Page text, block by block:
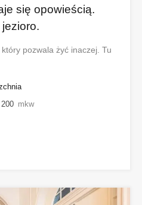
się opowieścią.
pozwala żyć inaczej. Tu
200 mkw